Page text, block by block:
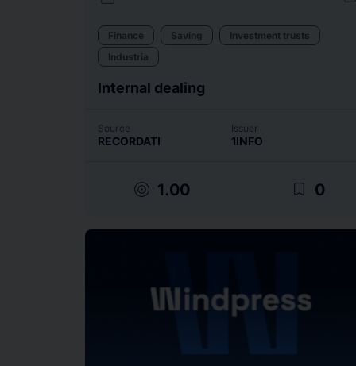
Finance Saving
Investment trusts
Industria
Internal dealing
Source
RECORDATI
Issuer
1INFO
target 1.00 bookmark_border 0